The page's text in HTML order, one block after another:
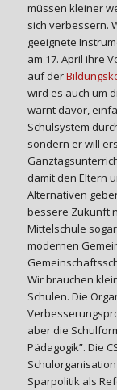
müssen kleiner
sich verbessern.
geeignete
am 17. April ihre
auf der
wird es auch um
warnt davor,
Schulsystem
sondern er will
damit den Eltern
Alternativen
bessere Zukunft
Mittelschule
modernen
Wir brauchen
Schulen. Die
aber die
Pädagogik”. Die
Sparpolitik als